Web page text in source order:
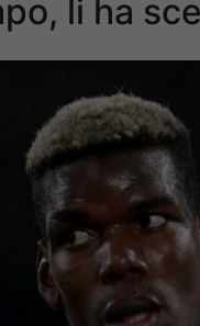
li ha